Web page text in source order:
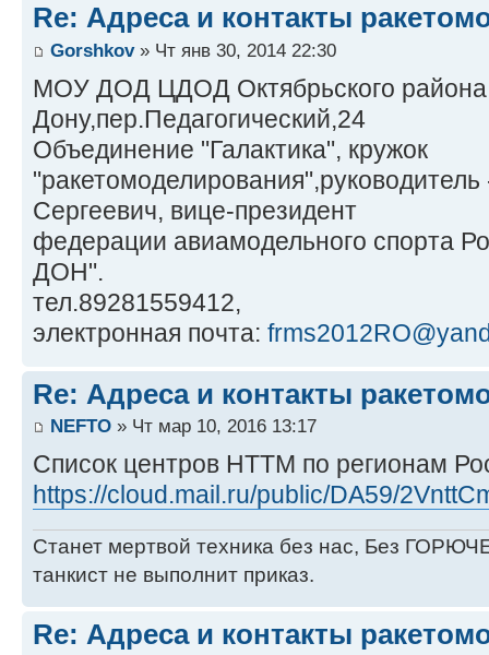
Re: Адреса и контакты
Gorshkov» Чт янв 30, 2014 22:30
МОУ ДОД ЦДОД Октябрьского района
Дону,пер.Педагогический,24
Объединение "Галактика", кружок
Сергеевич, вице-президент
федерации авиамодельного спорта
ДОН".
тел.89281559412,
электронная почта:
Re: Адреса и контакты
NEFTO » Чт мар 10, 2016 13:17
Список центров НТТМ по регионам
https://cloud.mail.ru/public/DA59/
Станет мертвой техника без нас, Без
танкист не выполнит приказ.
Re: Адреса и контакты